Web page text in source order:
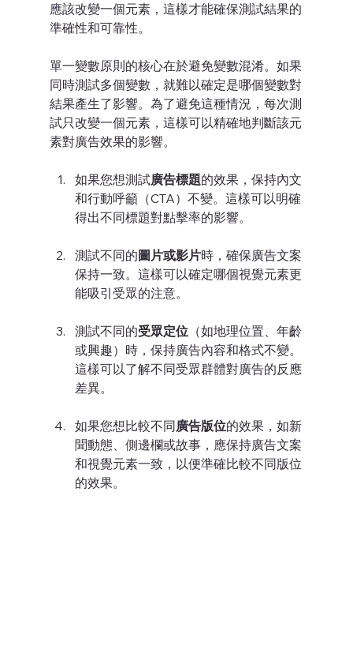
應該改變一個元素，這樣才能確保測試結果的
準確性和可靠性。
單一變數原則的核心在於避免變數混淆。如果
同時測試多個變數，就難以確定是哪個變數對
結果產生了影響。為了避免這種情況，每次測
試只改變一個元素，這樣可以精確地判斷該元
素對廣告效果的影響。
如果您想測試廣告標題的效果，保持內文
和行動呼籲（CTA）不變。這樣可以明確
得出不同標題對點擊率的影響。
測試不同的 圖片或影片時，確保廣告文案
保持一致。這樣可以確定哪個視覺元素更
能吸引受眾的注意。
測試不同的受眾定位（如地理位置、年齡
或興趣）時，保持廣告內容和格式不變。
這樣可以了解不同受眾群體對廣告的反應
差異。
如果您想比較不同廣告版位的效果，如新
聞動態、側邊欄或故事，應保持廣告文案
和視覺元素一致，以便準確比較不同版位
的效果。